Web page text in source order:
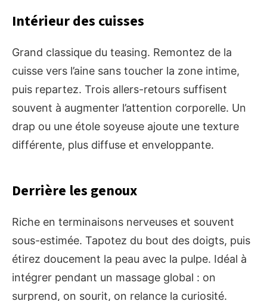
Intérieur des cuisses
Grand classique du teasing. Remontez de la
cuisse vers l’aine sans toucher la zone intime,
puis repartez. Trois allers-retours suffisent
souvent à augmenter l’attention corporelle. Un
drap ou une étole soyeuse ajoute une texture
différente, plus diffuse et enveloppante.
Derrière les genoux
Riche en terminaisons nerveuses et souvent
sous-estimée. Tapotez du bout des doigts, puis
étirez doucement la peau avec la pulpe. Idéal à
intégrer pendant un massage global : on
surprend, on sourit, on relance la curiosité.